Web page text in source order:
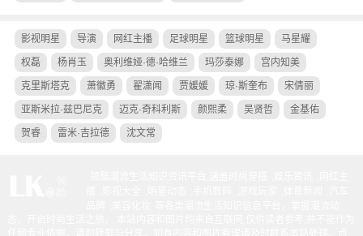
影视明星 导演 网红主播 足球明星 篮球明星 马星耀
权磊 杨肖玉 奥利维娅·德·哈维兰 玛莎泰娜 宫内知美
克里斯塔克 萧徽勇 翟潇闻 贾媛媛 琼·斯奎布 宋倩丽
亚斯米拉·兹巴尼克 迈克·奇科利斯 颜熙柔 吴贤哲 金基佑
贺睿 雷米·吉拉德 沈文常